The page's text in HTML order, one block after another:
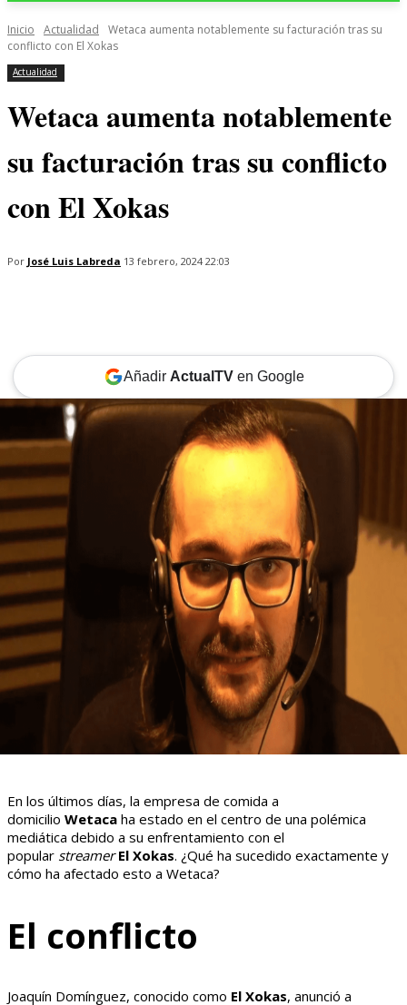
Inicio Actualidad
Wetaca aumenta notablemente su facturación tras su
conflicto con El Xokas
Actualidad
Wetaca aumenta notablemente
su facturación tras su conflicto
con El Xokas
Por José Luis Labreda 13 febrero, 2024 22:03
Añadir ActualTVen Google
En los últimos días, la empresa de comida a
domicilio Wetaca ha estado en el centro de una polémica
mediática debido a su enfrentamiento con el
popular streamer El Xokas. ¿Qué ha sucedido exactamente y
cómo ha afectado esto a Wetaca?
El conflicto
Joaquín Domínguez, conocido como El Xokas, anunció a